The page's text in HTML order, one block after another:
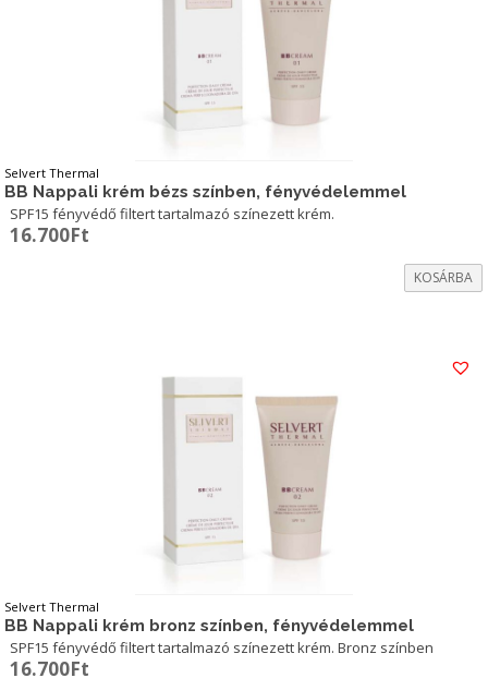
Selvert Thermal
BB Nappali krém bézs színben, fényvédelemmel
SPF15 fényvédő filtert tartalmazó színezett krém.
16.700Ft
KOSÁRBA
Selvert Thermal
BB Nappali krém bronz színben, fényvédelemmel
SPF15 fényvédő filtert tartalmazó színezett krém. Bronz színben
16.700Ft